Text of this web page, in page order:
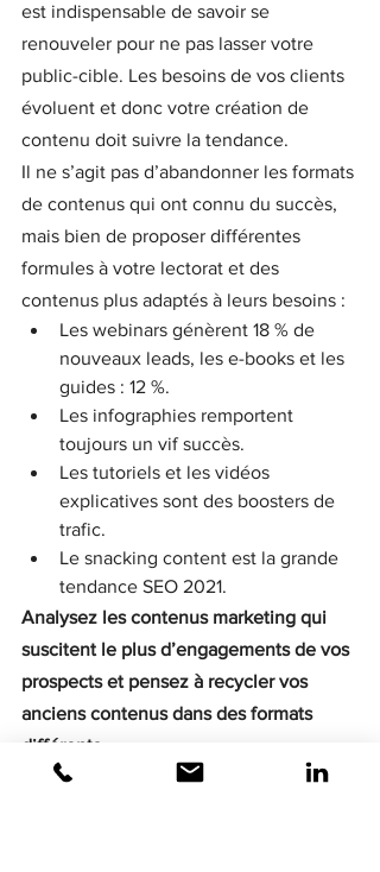
est indispensable de savoir se
renouveler pour ne pas lasser votre
public-cible. Les besoins de vos clients
évoluent et donc votre création de
contenu doit suivre la tendance.
Il ne s’agit pas d’abandonner les formats
de contenus qui ont connu du succès,
mais bien de proposer différentes
formules à votre lectorat et des
contenus plus adaptés à leurs besoins :
Les webinars génèrent 18 % de
nouveaux leads, les e-books et les
guides : 12 %.
Les infographies remportent
toujours un vif succès.
Les tutoriels et les vidéos
explicatives sont des boosters de
trafic.
Le snacking content est la grande
tendance SEO 2021.
Analysez les contenus marketing qui
suscitent le plus d’engagements de vos
prospects et pensez à recycler vos
anciens contenus dans des formats
différents.